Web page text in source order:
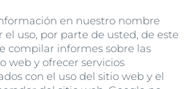
en nuestro nombre
el uso, por parte de usted, de este
compilar informes sobre las
web y ofrecer servicios
con el uso del sitio web y el